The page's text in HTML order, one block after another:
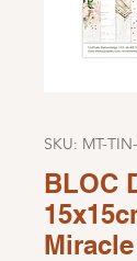
SKU: MT-
BLOC